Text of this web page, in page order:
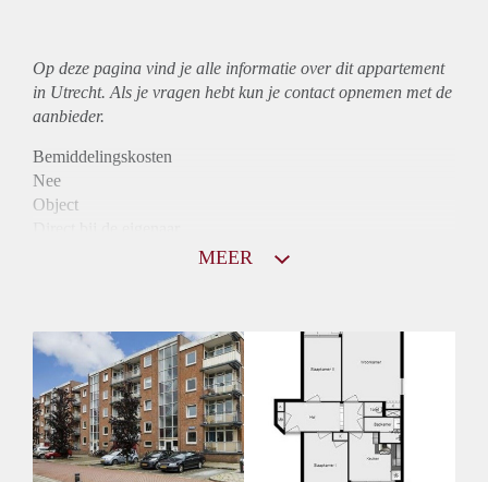
Op deze pagina vind je alle informatie over ditappartement
in Utrecht. Als je vragen hebt kun je contact opnemen met de
aanbieder.
Bemiddelingskosten
Nee
Object
Huurtoeslag
Niet mogelijk
Inkomen eis
3,2 X Maandhuur Bruto
Huurtermijn
Onbepaalde termijn
MEER